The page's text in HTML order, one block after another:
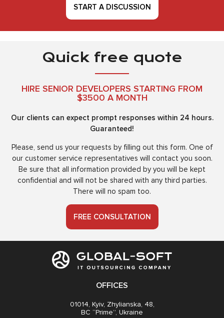
START A DISCUSSION
Quick free quote
HIRE SENIOR DEVELOPERS STARTING FROM
$3500 A MONTH
Our clients can expect prompt responses within 24 hours.
Guaranteed!
Please, send us your requests by filling out this form. One of
our customer service representatives will contact you soon.
Be sure that all information provided by you will be kept
confidential and will not be shared with any third parties.
There will no spam too.
FREE CONSULTATION
OFFICES
01014, Kyiv, Zhylianska, 48,
BC “Prime”, Ukraine